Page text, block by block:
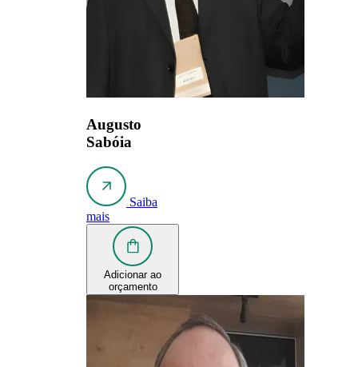
Augusto
Sabóia
Saiba
mais
Adicionar ao
orçamento